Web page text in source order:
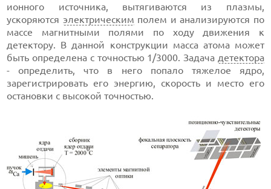
ионного источника, вытягиваются из плазмы,
ускоряются электрическим полем и анализируются по
массе магнитными полями по ходу движения к
детектору. В данной конструкции масса атома может
быть определена с точностью 1/3000. Задача детектора
- определить, что в него попало тяжелое ядро,
зарегистрировать его энергию, скорость и место его
остановки с высокой точностью.